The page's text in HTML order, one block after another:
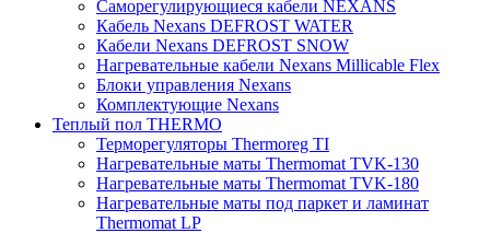
Саморегулирующиеся кабели NEXANS
Кабель Nexans DEFROST WATER
Кабели Nexans DEFROST SNOW
Нагревательные кабели Nexans Millicable Flex
Блоки управления Nexans
Комплектующие Nexans
Теплый пол THERMO
Терморегуляторы Thermoreg TI
Нагревательные маты Thermomat TVK-130
Нагревательные маты Thermomat TVK-180
Нагревательные маты под паркет и ламинат
Thermomat LP